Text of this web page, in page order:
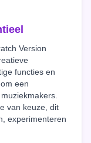
Version
functies en
een
van keuze, dit
experimenteren